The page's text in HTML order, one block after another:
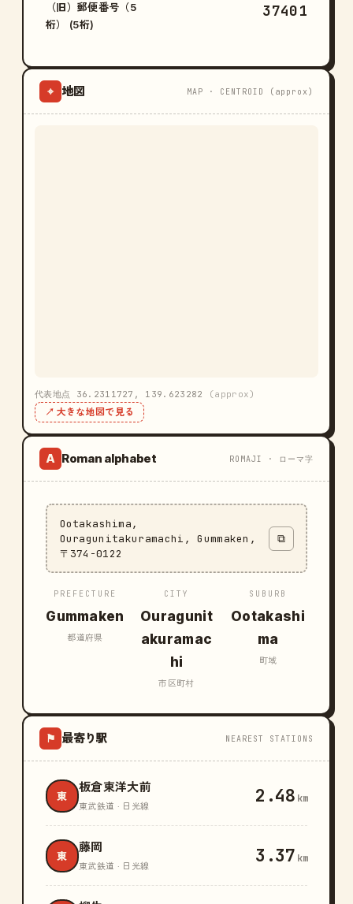
（旧）郵便番号（5
桁） (5桁)
37401
⌖ 地図 MAP · CENTROID (approx)
代表地点 36.2311727, 139.623282 (approx)
↗ 大きな地図で見る
A Roman alphabet ROMAJI · ローマ字
Ootakashima,
Ouragunitakuramachi, Gummaken,
〒374-0122
⧉
PREFECTURE
Gummaken
都道府県
CITY
Ouragunit
akuramac
hi
市区町村
SUBURB
Ootakashi
ma
町域
⚑ 最寄り駅 NEAREST STATIONS
東
板倉東洋大前
東武鉄道 · 日光線 2.48 km
東
藤岡
東武鉄道 · 日光線 3.37 km